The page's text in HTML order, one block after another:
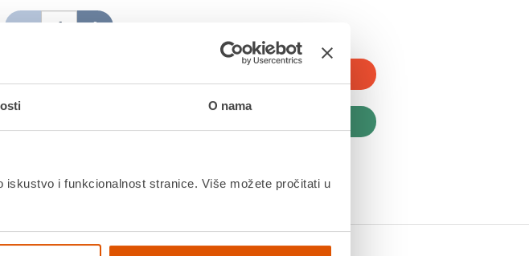
O nama
i funkcionalnost stranice. Više možete pročitati u